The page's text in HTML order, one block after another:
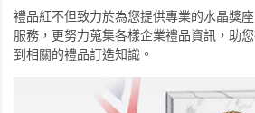
禮品紅不但致力於為您提供專業的水晶獎
服務，更努力蒐集各樣企業禮品資訊，助
到相關的禮品訂造知識。